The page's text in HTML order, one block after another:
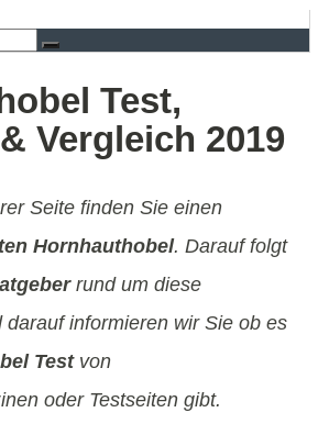
Test,
Vergleich 2019
Seite finden Sie einen
Hornhauthobel. Darauf folgt
rund um diese
darauf informieren wir Sie ob es
Testvon
oder Testseiten gibt.